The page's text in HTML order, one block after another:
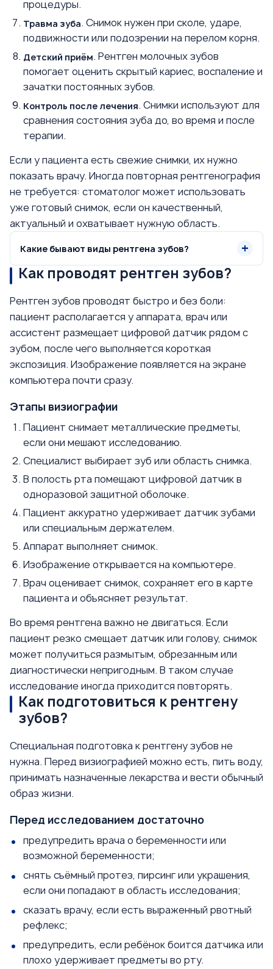
процедуры.
Травма зуба. Снимок нужен при сколе, ударе,
подвижности или подозрении на перелом корня.
Детский приём. Рентген молочных зубов
помогает оценить скрытый кариес, воспаление и
зачатки постоянных зубов.
Контроль после лечения. Снимки используют для
сравнения состояния зуба до, во время и после
терапии.
Если у пациента есть свежие снимки, их нужно
показать врачу. Иногда повторная рентгенография
не требуется: стоматолог может использовать
уже готовый снимок, если он качественный,
актуальный и охватывает нужную область.
Какие бывают виды рентгена зубов?
Как проводят рентген зубов?
Рентген зубов проводят быстро и без боли:
пациент располагается у аппарата, врач или
ассистент размещает цифровой датчик рядом с
зубом, после чего выполняется короткая
экспозиция. Изображение появляется на экране
компьютера почти сразу.
Этапы визиографии
Пациент снимает металлические предметы,
если они мешают исследованию.
Специалист выбирает зуб или область снимка.
В полость рта помещают цифровой датчик в
одноразовой защитной оболочке.
Пациент аккуратно удерживает датчик зубами
или специальным держателем.
Аппарат выполняет снимок.
Изображение открывается на компьютере.
Врач оценивает снимок, сохраняет его в карте
пациента и объясняет результат.
Во время рентгена важно не двигаться. Если
пациент резко смещает датчик или голову, снимок
может получиться размытым, обрезанным или
диагностически непригодным. В таком случае
исследование иногда приходится повторять.
Как подготовиться к рентгену
зубов?
Специальная подготовка к рентгену зубов не
нужна. Перед визиографией можно есть, пить воду,
принимать назначенные лекарства и вести обычный
образ жизни.
Перед исследованием достаточно
предупредить врача о беременности или
возможной беременности;
снять съёмный протез, пирсинг или украшения,
если они попадают в область исследования;
сказать врачу, если есть выраженный рвотный
рефлекс;
предупредить, если ребёнок боится датчика или
плохо удерживает предметы во рту.